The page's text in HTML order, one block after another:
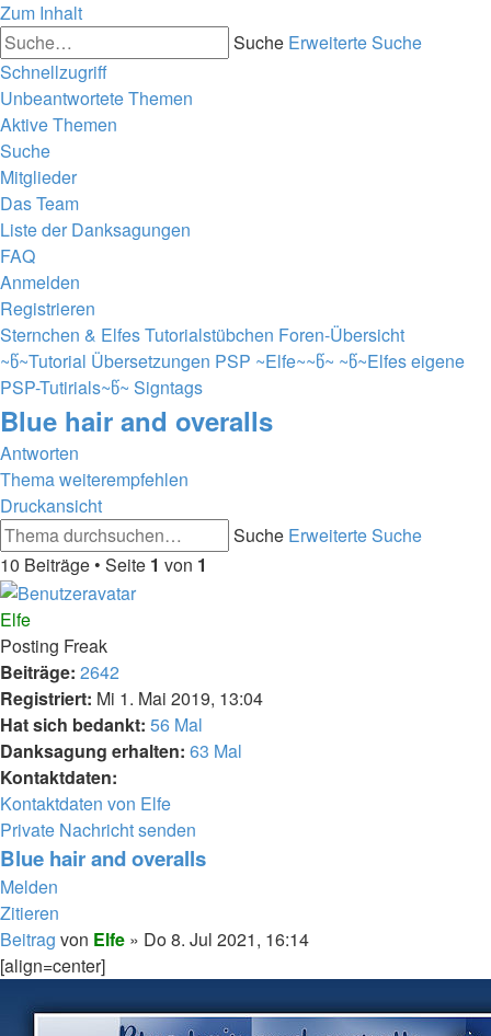
Zum Inhalt
Suche Erweiterte Suche
Schnellzugriff
Unbeantwortete Themen
Aktive Themen
Suche
Mitglieder
Das Team
Liste der Danksagungen
FAQ
Anmelden
Registrieren
Sternchen & Elfes Tutorialstübchen Foren-Übersicht
~წ~Tutorial Übersetzungen PSP ~Elfe~~წ~ ~წ~Elfes eigene
PSP-Tutirials~წ~ Signtags
Blue hair and overalls
Antworten
Thema weiterempfehlen
Druckansicht
Suche Erweiterte Suche
10 Beiträge • Seite 1 von 1
Elfe
Posting Freak
Beiträge: 2642
Registriert: Mi 1. Mai 2019, 13:04
Hat sich bedankt: 56 Mal
Danksagung erhalten: 63 Mal
Kontaktdaten:
Kontaktdaten von Elfe
Private Nachricht senden
Blue hair and overalls
Melden
Zitieren
Beitrag von Elfe » Do 8. Jul 2021, 16:14
[align=center]